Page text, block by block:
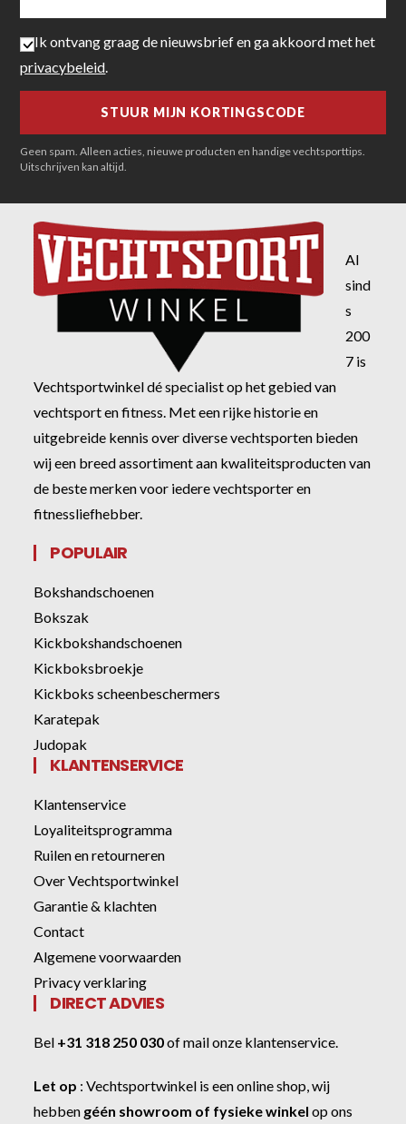
Ik ontvang graag de nieuwsbrief en ga akkoord met het
privacybeleid.
Geen spam. Alleen acties, nieuwe producten en handige vechtsporttips.
Uitschrijven kan altijd.
Al
sind
s
200
7 is
Vechtsportwinkel dé specialist op het gebied van
vechtsport en fitness. Met een rijke historie en
uitgebreide kennis over diverse vechtsporten bieden
wij een breed assortiment aan kwaliteitsproducten van
de beste merken voor iedere vechtsporter en
fitnessliefhebber.
POPULAIR
Bokshandschoenen
Bokszak
Kickbokshandschoenen
Kickboksbroekje
Kickboks scheenbeschermers
Karatepak
Judopak
KLANTENSERVICE
Klantenservice
Loyaliteitsprogramma
Ruilen en retourneren
Over Vechtsportwinkel
Garantie & klachten
Contact
Algemene voorwaarden
Privacy verklaring
DIRECT ADVIES
Bel +31 318 250 030ofmail onze klantenservice.
Let op :Vechtsportwinkel is een online shop, wij
hebben géén showroom of fysieke winkel op ons